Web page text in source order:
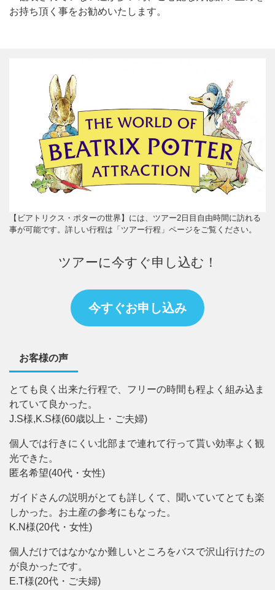
お持ち頂く事をお勧めいたします。
【ビアトリクス・ポターの世界】には、ツアー2日目自由時間に訪れる
事が可能です。詳しい行程は「ツアー行程」ページをご覧ください。
ツアーに今すぐ申し込む！
今すぐお申し込み
お客様の声
とても良く出来た行程で、フリーの時間も程よく組み込ま
れていて良かった。
J.S様,K.S様(60歳以上・ご夫婦)
個人では行きにくい北部まで連れて行って貰い効率よく観
光できた。
匿名希望(40代・女性)
ガイドさんの説明がとても詳しくて、聞いていてとても楽
しかった。お土産の参考にもなった。
K.N様(20代・女性)
個人だけではなかなか難しいところをバスで沢山行けたの
が良かったです。
E.T様(20代・ご夫婦)